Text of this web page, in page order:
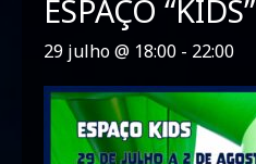
ESPAÇO “KIDS”
29 julho @ 18:00 - 22:00